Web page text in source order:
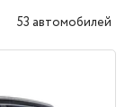
53 автомобилей